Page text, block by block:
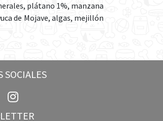
plátano 1%, manzana
de Mojave, algas, mejillón
SOCIALES